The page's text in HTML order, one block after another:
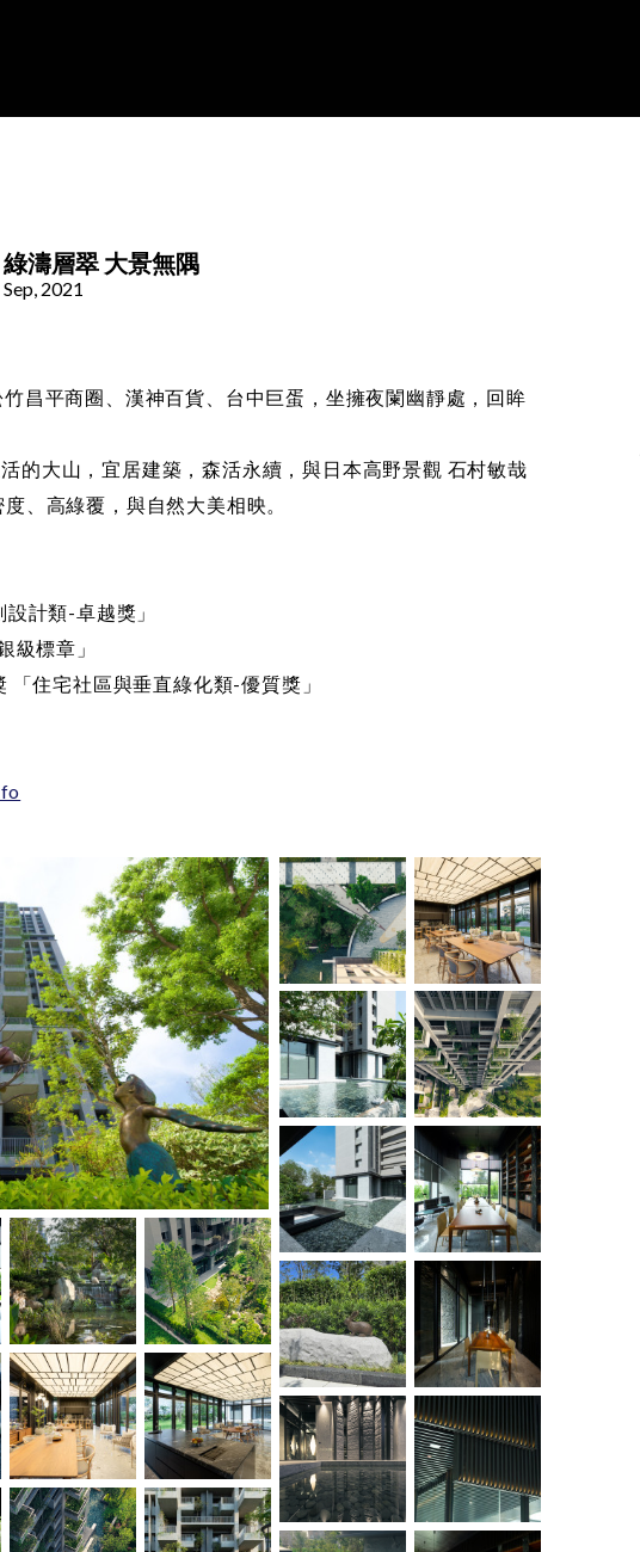
綠濤層翠 大景無隅
Sep, 2021
昌平商圈、漢神百貨、台中巨蛋，坐擁夜闌幽靜處，回眸
的大山，宜居建築，森活永續，與日本高野景觀 石村敏哉
、高綠覆，與自然大美相映。
計類-卓越獎」
級標章」
住宅社區與垂直綠化類-優質獎」